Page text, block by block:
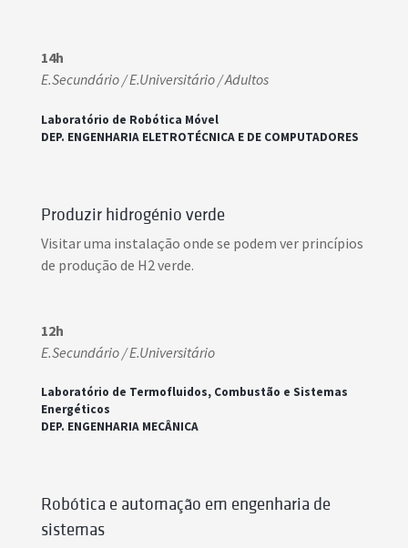
14h
E.Secundário / E.Universitário / Adultos
Laboratório de Robótica Móvel
DEP. ENGENHARIA ELETROTÉCNICA E DE COMPUTADORES
Produzir hidrogénio verde
Visitar uma instalação onde se podem ver princípios
de produção de H2 verde.
12h
E.Secundário / E.Universitário
Laboratório de Termofluidos, Combustão e Sistemas
Energéticos
DEP. ENGENHARIA MECÂNICA
Robótica e automação em engenharia de
sistemas